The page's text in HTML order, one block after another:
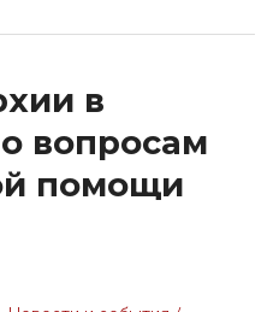
в
вопросам
помощи